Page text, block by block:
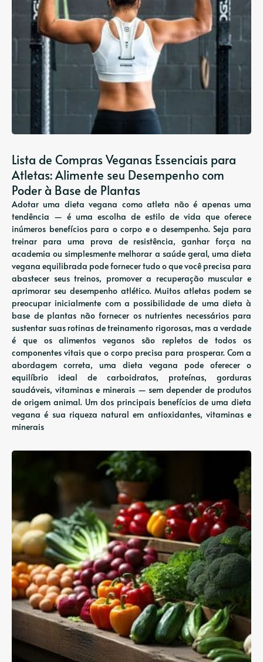
Lista de Compras Veganas Essenciais para
Atletas: Alimente seu Desempenho com
Poder à Base de Plantas
Adotar uma dieta vegana como atleta não é apenas uma
tendência — é uma escolha de estilo de vida que oferece
inúmeros benefícios para o corpo e o desempenho. Seja para
treinar para uma prova de resistência, ganhar força na
academia ou simplesmente melhorar a saúde geral, uma dieta
vegana equilibrada pode fornecer tudo o que você precisa para
abastecer seus treinos, promover a recuperação muscular e
aprimorar seu desempenho atlético. Muitos atletas podem se
preocupar inicialmente com a possibilidade de uma dieta à
base de plantas não fornecer os nutrientes necessários para
sustentar suas rotinas de treinamento rigorosas, mas a verdade
é que os alimentos veganos são repletos de todos os
componentes vitais que o corpo precisa para prosperar. Com a
abordagem correta, uma dieta vegana pode oferecer o
equilíbrio ideal de carboidratos, proteínas, gorduras
saudáveis, vitaminas e minerais — sem depender de produtos
de origem animal. Um dos principais benefícios de uma dieta
vegana é sua riqueza natural em antioxidantes, vitaminas e
minerais